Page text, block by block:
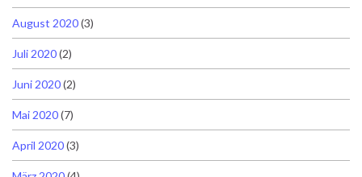
August 2020(3)
Juli 2020(2)
Juni 2020(2)
Mai 2020(7)
April 2020(3)